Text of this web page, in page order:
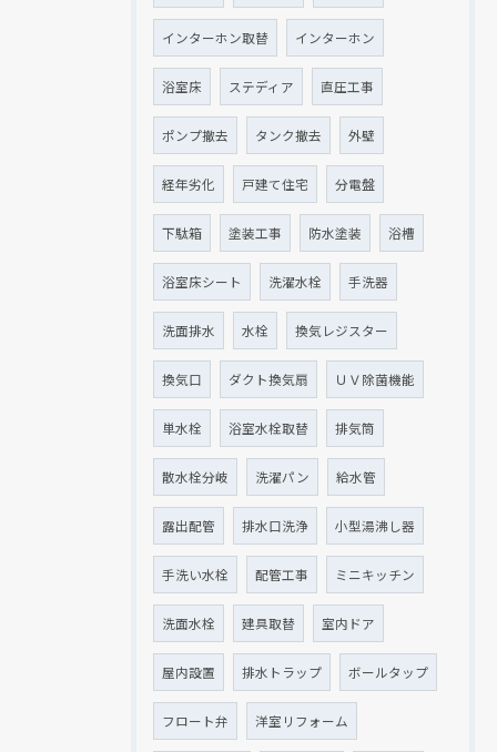
インターホン取替 インターホン
浴室床 ステディア 直圧工事
ポンプ撤去 タンク撤去 外壁
経年劣化 戸建て住宅 分電盤
下駄箱 塗装工事 防水塗装 浴槽
浴室床シート 洗濯水栓 手洗器
洗面排水 水栓 換気レジスター
換気口 ダクト換気扇 ＵＶ除菌機能
単水栓 浴室水栓取替 排気筒
散水栓分岐 洗濯パン 給水管
露出配管 排水口洗浄 小型湯沸し器
手洗い水栓 配管工事 ミニキッチン
洗面水栓 建具取替 室内ドア
屋内設置 排水トラップ ボールタップ
フロート弁 洋室リフォーム